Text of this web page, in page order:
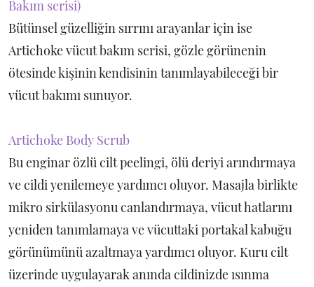
Bakım serisi)
Bütünsel güzelliğin sırrını arayanlar için ise
Artichoke vücut bakım serisi, gözle görünenin
ötesinde kişinin kendisinin tanımlayabileceği bir
vücut bakımı sunuyor.
Artichoke Body Scrub
Bu enginar özlü cilt peelingi, ölü deriyi arındırmaya
ve cildi yenilemeye yardımcı oluyor. Masajla birlikte
mikro sirkülasyonu canlandırmaya, vücut hatlarını
yeniden tanımlamaya ve vücuttaki portakal kabuğu
görünümünü azaltmaya yardımcı oluyor. Kuru cilt
üzerinde uygulayarak anında cildinizde ısınma